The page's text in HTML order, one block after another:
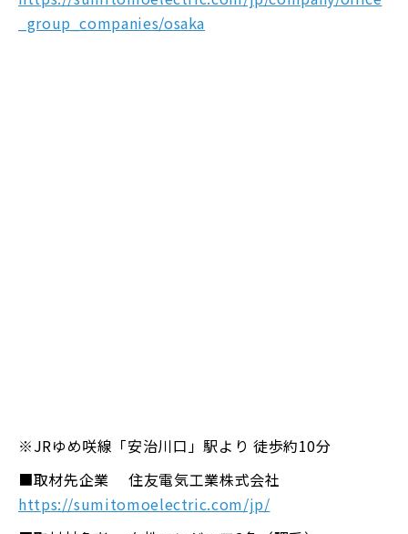
_group_companies/osaka
※JRゆめ咲線「安治川口」駅より 徒歩約10分
■取材先企業 住友電気工業株式会社
https://sumitomoelectric.com/jp/